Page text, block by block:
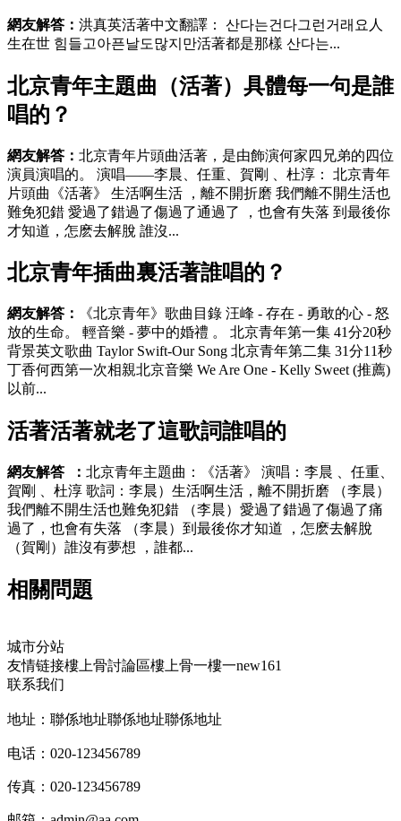
網友解答： 洪真英活著中文翻譯： 산다는건다그런거래요人
生在世 힘들고아픈날도많지만活著都是那樣 산다는...
北京青年主題曲（活著）具體每一句是誰
唱的？
網友解答 ： 北京青年片頭曲活著，是由飾演何家四兄弟的四位
演員演唱的。 演唱——李晨、任重、賀剛 、杜淳： 北京青年
片頭曲《活著》 生活啊生活 ，離不開折磨 我們離不開生活也
難免犯錯 愛過了錯過了傷過了通過了 ，也會有失落 到最後你
才知道，怎麽去解脫 誰沒...
北京青年插曲裏活著誰唱的？
網友解答：
《北京青年》歌曲目錄 汪峰 - 存在 - 勇敢的心 - 怒
放的生命。 輕音樂 - 夢中的婚禮 。 北京青年第一集 41分20秒
背景英文歌曲 Taylor Swift-Our Song 北京青年第二集 31分11秒
丁香何西第一次相親北京音樂 We Are One - Kelly Sweet (推薦)
以前...
活著活著就老了這歌詞誰唱的
網友解答  ： 北京青年主題曲：《活著》 演唱：李晨  、任重、
賀剛 、杜淳 歌詞 ：李晨）生活啊生活，離不開折磨 （李晨）
我們離不開生活也難免犯錯 （李晨）愛過了錯過了傷過了痛
過了，也會有失落 （李晨）到最後你才知道 ，怎麽去解脫
（賀剛）誰沒有夢想  ，誰都...
相關問題
城市分站
友情链接樓上骨討論區樓上骨一樓一new161
联系我们
地址：聯係地址聯係地址聯係地址
电话：020-123456789
传真：020-123456789